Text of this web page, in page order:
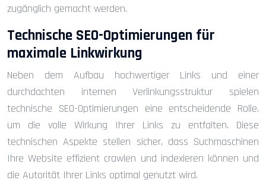
zugänglich gemacht werden.
Technische SEO-Optimierungen für
maximale Linkwirkung
Neben dem Aufbau hochwertiger Links und einer
durchdachten internen Verlinkungsstruktur spielen
technische SEO-Optimierungen eine entscheidende Rolle,
um die volle Wirkung Ihrer Links zu entfalten. Diese
technischen Aspekte stellen sicher, dass Suchmaschinen
Ihre Website effizient crawlen und indexieren können und
die Autorität Ihrer Links optimal genutzt wird.